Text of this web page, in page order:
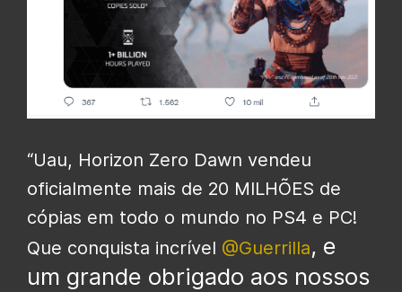
“Uau, Horizon Zero Dawn vendeu
oficialmente mais de 20 MILHÕES de
cópias em todo o mundo no PS4 e PC!
Que conquista incrível @Guerrilla, e
um grande obrigado aos nossos